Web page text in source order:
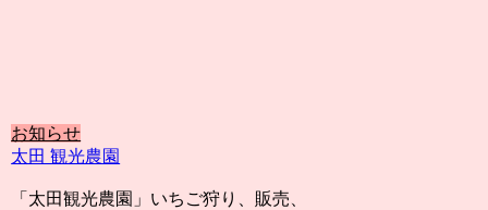
お知らせ
太田 観光農園
「太田観光農園」いちご狩り、販売、